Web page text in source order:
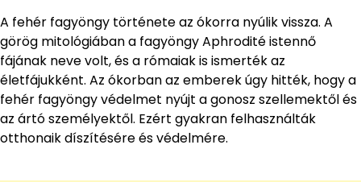
A fehér fagyöngy története az ókorra nyúlik vissza. A
görög mitológiában a fagyöngy Aphrodité istennő
fájának neve volt, és a rómaiak is ismerték az
életfájukként. Az ókorban az emberek úgy hitték, hogy a
fehér fagyöngy védelmet nyújt a gonosz szellemektől és
az ártó személyektől. Ezért gyakran felhasználták
otthonaik díszítésére és védelmére.